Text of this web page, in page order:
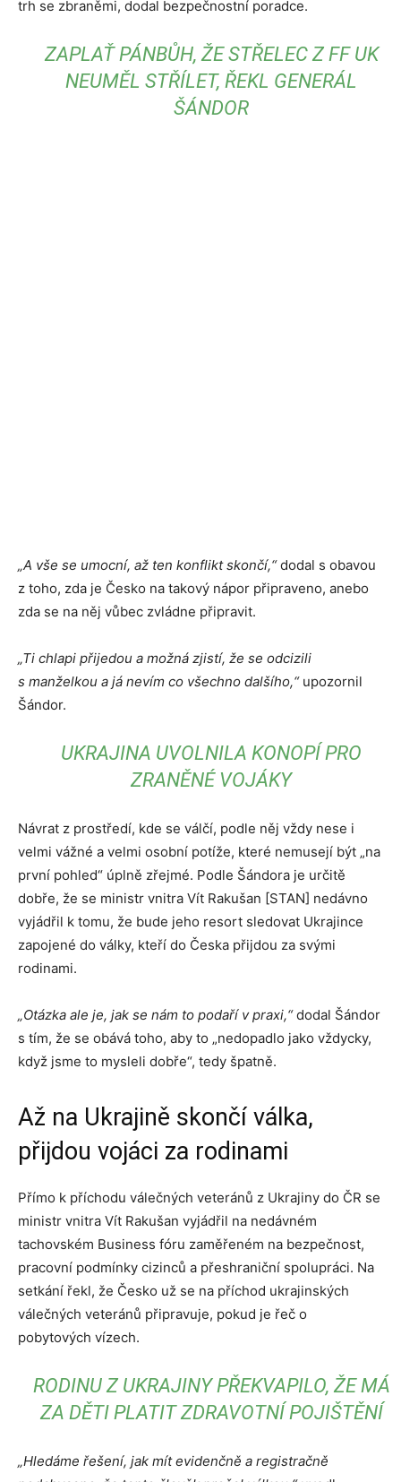
trh se zbraněmi, dodal bezpečnostní poradce.
ZAPLAŤ PÁNBŮH, ŽE STŘELEC Z FF UK
NEUMĚL STŘÍLET, ŘEKL GENERÁL
ŠÁNDOR
„A vše se umocní, až ten konflikt skončí,“dodal s obavou
z toho, zda je Česko na takový nápor připraveno, anebo
zda se na něj vůbec zvládne připravit.
„Ti chlapi přijedou a možná zjistí, že se odcizili
s manželkou a já nevím co všechno dalšího,“upozornil
Šándor.
UKRAJINA UVOLNILA KONOPÍ PRO
ZRANĚNÉ VOJÁKY
Návrat z prostředí, kde se válčí, podle něj vždy nese i
velmi vážné a velmi osobní potíže, které nemusejí být „na
první pohled“ úplně zřejmé. Podle Šándora je určitě
dobře, že se ministr vnitra Vít Rakušan [STAN] nedávno
vyjádřil k tomu, že bude jeho resort sledovat Ukrajince
zapojené do války, kteří do Česka přijdou za svými
rodinami.
„Otázka ale je, jak se nám to podaří v praxi,“dodal Šándor
s tím, že se obává toho, aby to „nedopadlo jako vždycky,
když jsme to mysleli dobře“, tedy špatně.
Až na Ukrajině skončí válka,
přijdou vojáci za rodinami
Přímo k příchodu válečných veteránů z Ukrajiny do ČR se
ministr vnitra Vít Rakušan vyjádřil na nedávném
tachovském Business fóru zaměřeném na bezpečnost,
pracovní podmínky cizinců a přeshraniční spolupráci. Na
setkání řekl, že Česko už se na příchod ukrajinských
válečných veteránů připravuje, pokud je řeč o
pobytových vízech.
RODINU Z UKRAJINY PŘEKVAPILO, ŽE MÁ
ZA DĚTI PLATIT ZDRAVOTNÍ POJIŠTĚNÍ
„Hledáme řešení, jak mít evidenčně a registračně